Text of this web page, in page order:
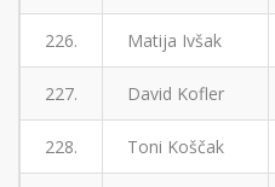
226. Matija Ivšak
227. David Kofler
228. Toni Koščak